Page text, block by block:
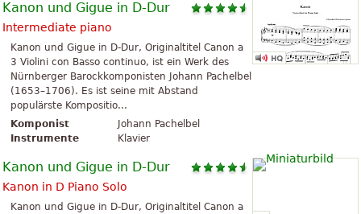
Kanon und Gigue in D-Dur
Intermediate piano
Kanon und Gigue in D-Dur, Originaltitel Canon a
3 Violini con Basso continuo, ist ein Werk des
Nürnberger Barockkomponisten Johann Pachelbel
(1653–1706). Es ist seine mit Abstand
populärste Kompositio...
Komponist
Johann Pachelbel
Instrumente
Klavier
Kanon und Gigue in D-Dur
Kanon in D Piano Solo
Kanon und Gigue in D-Dur, Originaltitel Canon a